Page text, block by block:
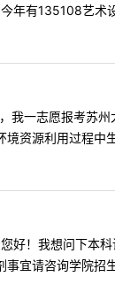
有135108艺术
一志愿报考苏
境资源利用过程中
！我想问下本
事宜请咨询学院招